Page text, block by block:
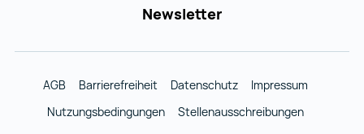
Newsletter
AGB Barrierefreiheit Datenschutz
Impressum
Nutzungsbedingungen
Stellenausschreibungen